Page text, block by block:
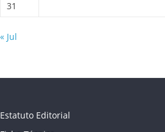
31
« Jul
Estatuto Editorial